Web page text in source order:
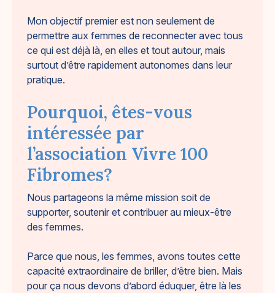
Mon objectif premier est non seulement de
permettre aux femmes de reconnecter avec tous
ce qui est déjà là, en elles et tout autour, mais
surtout d’être rapidement autonomes dans leur
pratique.
Pourquoi, êtes-vous
intéressée par
l’association Vivre 100
Fibromes?
Nous partageons la même mission soit de
supporter, soutenir et contribuer au mieux-être
des femmes.
Parce que nous, les femmes, avons toutes cette
capacité extraordinaire de briller, d’être bien. Mais
pour ça nous devons d’abord éduquer, être là les